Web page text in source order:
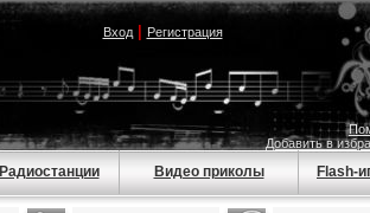
Вход| Регистрация
Добавить в
Радиостанции Видео приколы Flash-